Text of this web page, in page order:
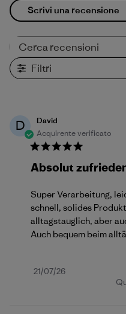
Scrivi una recensione
Filtri
D
David
Acquirente verificato
Absolut
Super Verarbeitung,
schnell, solides
alltagstauglich, aber
Auch bequem beim
Data
21/07/26